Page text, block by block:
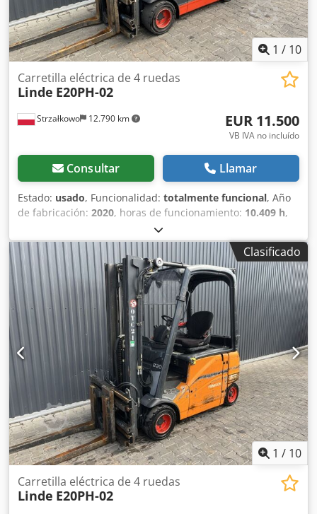
1 / 10
Strzałkowo 12.790 km
Carretilla eléctrica de 4 ruedas
Linde E20PH-02
EUR 11.500
VB IVA no incluído
Consultar Llamar
Estado: usado, Funcionalidad: totalmente funcional, Año
de fabricación: 2020, horas de funcionamiento: 10.409 h,
2.000 kg, altura de elevación:
mm, ascensor libre:1.519 mm, tipo de combustible:
eléctrico , tipo de mástil:triple, altura de construcción:
2.121 mm, tipo de accionamiento:Elektro, Carretilla
elevadora eléctrica de 4 ruedas Clase ISO: ISO clase 2 =
1.000 - 2.500 kg Tipo de mástil: Triplex Codpfxjzf Tluj
Abterf Estado: Listo para su uso y completamente
funcional Estado técnico: bueno Voltios de la batería: 48V
Desplazamiento lateral, posicionador de horquillas, 3ª
válvula, 4ª válvula,
Clasificado
1 / 10
Carretilla eléctrica de 4 ruedas
Linde E20PH-02